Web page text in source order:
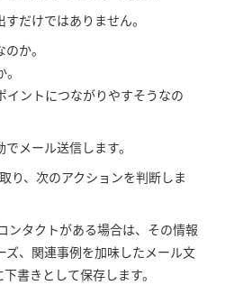
だけではありません。
か。
イントにつながりやすそうなの
メール送信します。
り、次のアクションを判断しま
ンタクトがある場合は、その情報
ズ、関連事例を加味したメール文
書きとして保存します。